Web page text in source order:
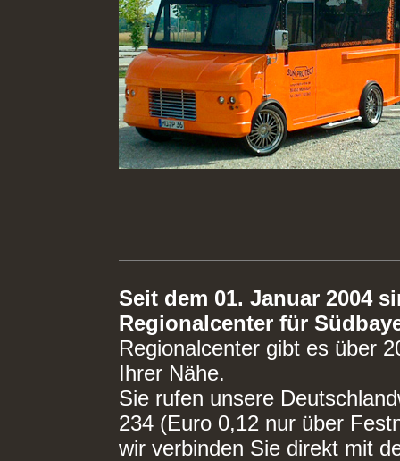
Seit dem 01. Januar 2004
Regionalcenter für
Regionalcenter gibt es über
Ihrer Nähe.
Sie rufen unsere
234 (Euro 0,12 nur über
wir verbinden Sie direkt mit